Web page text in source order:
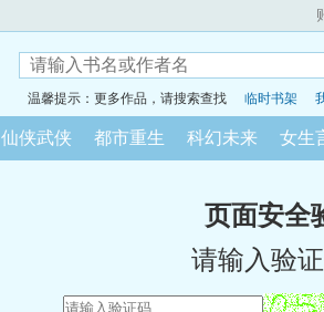
温馨提示：更多作品，请搜索查找 临时书架
仙侠武侠 都市重生 科幻未来 女生
页面安全
请输入验证